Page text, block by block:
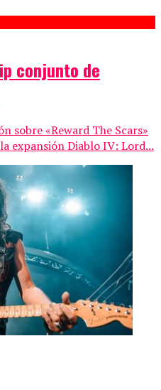
conjunto de
sobre «Reward The Scars»
expansión Diablo IV: Lord...